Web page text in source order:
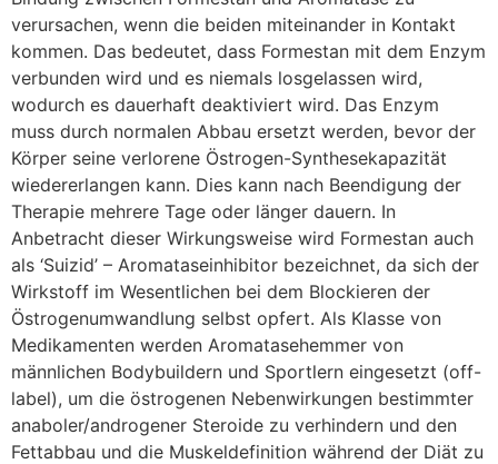
verursachen, wenn die beiden miteinander in Kontakt
kommen. Das bedeutet, dass Formestan mit dem Enzym
verbunden wird und es niemals losgelassen wird,
wodurch es dauerhaft deaktiviert wird. Das Enzym
muss durch normalen Abbau ersetzt werden, bevor der
Körper seine verlorene Östrogen-Synthesekapazität
wiedererlangen kann. Dies kann nach Beendigung der
Therapie mehrere Tage oder länger dauern. In
Anbetracht dieser Wirkungsweise wird Formestan auch
als ‘Suizid’ – Aromataseinhibitor bezeichnet, da sich der
Wirkstoff im Wesentlichen bei dem Blockieren der
Östrogenumwandlung selbst opfert. Als Klasse von
Medikamenten werden Aromatasehemmer von
männlichen Bodybuildern und Sportlern eingesetzt (off-
label), um die östrogenen Nebenwirkungen bestimmter
anaboler/androgener Steroide zu verhindern und den
Fettabbau und die Muskeldefinition während der Diät zu